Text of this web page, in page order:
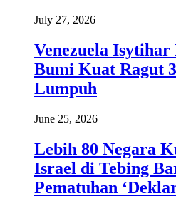
July 27, 2026
Venezuela
Bumi Kuat Ragut
Lumpuh
June 25, 2026
Lebih 80 Negara
Israel di Tebing
Pematuhan